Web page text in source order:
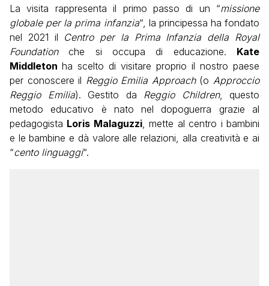
La visita rappresenta il primo passo di un “missione
globale per la prima infanzia“, la principessa ha fondato
nel 2021 il Centro per la Prima Infanzia della Royal
Foundationche si occupa di educazione. Kate
Middleton ha scelto di visitare proprio il nostro paese
per conoscere il Reggio Emilia Approach(oApproccio
Reggio Emilia). Gestito da Reggio Children, questo
metodo educativo è nato nel dopoguerra grazie al
pedagogista Loris Malaguzzi, mette al centro i bambini
e le bambine e dà valore alle relazioni, alla creatività e ai
“cento linguaggi“.